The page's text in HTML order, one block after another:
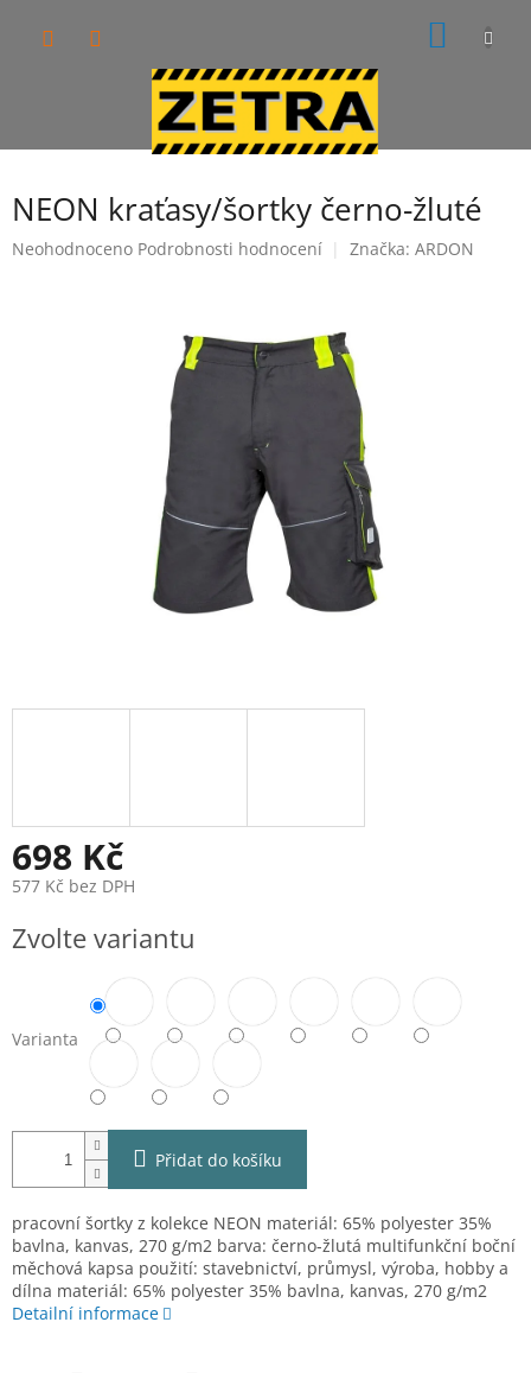
NEON kraťasy/šortky černo-žluté
Průměrné
Neohodnoceno Podrobnosti hodnocení Značka: ARDON
698 Kč
577 Kč bez DPH
cena:
Zvolte variantu
Varianta
Přidat do košíku
pracovní šortky z kolekce NEON materiál: 65% polyester 35%
bavlna, kanvas, 270 g/m2 barva: černo-žlutá multifunkční boční
měchová kapsa použití: stavebnictví, průmysl, výroba, hobby a
dílna materiál: 65% polyester 35% bavlna, kanvas, 270 g/m2
Detailní informace